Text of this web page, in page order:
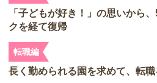
「子どもが好き！」の思いから
クを経て復帰
転職編
長く勤められる園を求めて、転